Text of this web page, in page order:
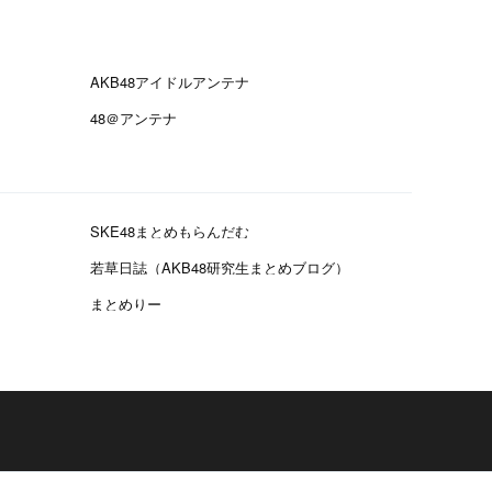
AKB48アイドルアンテナ
48＠アンテナ
SKE48まとめもらんだむ
若草日誌（AKB48研究生まとめブログ）
まとめりー